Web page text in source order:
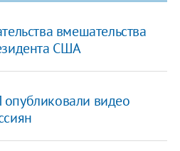
вмешательства
США
видео